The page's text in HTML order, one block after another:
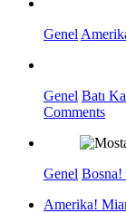
Genel
Genel Batı
Comments
Genel Bosna!
Amerika!